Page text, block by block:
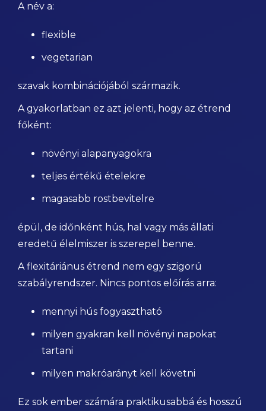
A név a:
flexible
vegetarian
szavak kombinációjából származik.
A gyakorlatban ez azt jelenti, hogy az étrend
főként:
növényi alapanyagokra
teljes értékű ételekre
magasabb rostbevitelre
épül, de időnként hús, hal vagy más állati
eredetű élelmiszer is szerepel benne.
A flexitáriánus étrend nem egy szigorú
szabályrendszer. Nincs pontos előírás arra:
mennyi hús fogyasztható
milyen gyakran kell növényi napokat
tartani
milyen makróarányt kell követni
Ez sok ember számára praktikusabbá és hosszú